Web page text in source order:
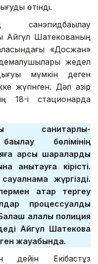
өтінді.
Айгүл Шатекованың
«Досжан»
демалушылары жедел
мүмкін деген
жүгінген. Дәл қазір
18-і стационарда
санитарлық-
бөлімінің
қарсы шараларды
анықтауға кірісті.
жүргізді.
қатар тергеу
процессуалдық
қалалық полиция
Айгүл Шатекова
жауабында.
дейін Екібастұз